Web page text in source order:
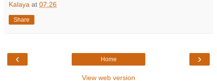
Kalaya at 07:26
Share
‹ ›
Home
View web version